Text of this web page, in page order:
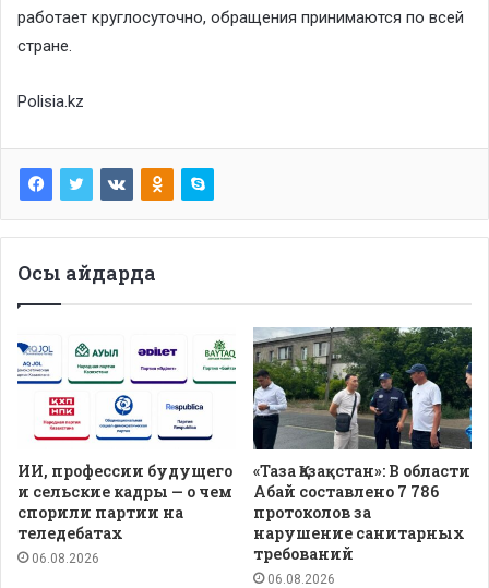
работает круглосуточно, обращения принимаются по всей
стране.
Polisia.kz
Осы айдарда
ИИ, профессии будущего
и сельские кадры — о чем
спорили партии на
теледебатах
06.08.2026
«Таза Қазақстан»: В области
Абай составлено 7 786
протоколов за
нарушение санитарных
требований
06.08.2026